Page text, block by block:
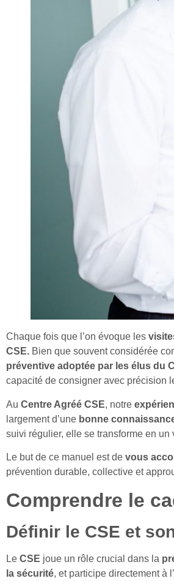
Chaque fois que l’on évoque les
CSE. Bien que souvent considérée
préventive adoptée par les élus du
capacité de consigner avec précision
Au Centre Agréé CSE, notre
largement d’une bonne
suivi régulier, elle se transforme en un
Le but de ce manuel est de vous
prévention durable, collective et
Comprendre le
Définir le CSE et
Le CSE joue un rôle crucial dans la
la sécurité, et participe directement à